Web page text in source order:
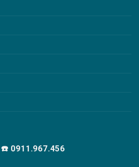
☎️ 0911.967.456